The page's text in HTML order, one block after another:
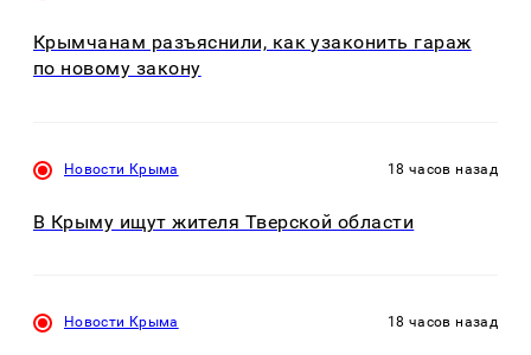
Крымчанам разъяснили, как узаконить гараж
по новому закону
Новости Крыма 18 часов назад
В Крыму ищут жителя Тверской области
Новости Крыма 18 часов назад